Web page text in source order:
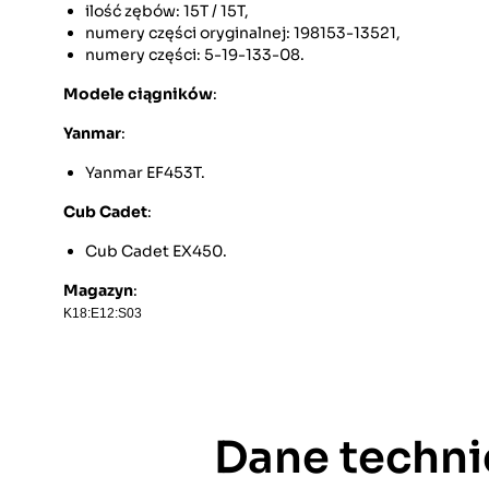
ilość zębów: 15T / 15T,
numery części oryginalnej: 198153-13521,
numery części: 5-19-133-08.
Modele ciągników:
Yanmar:
Yanmar EF453T.
Cub Cadet:
Cub Cadet EX450.
Magazyn:
K18:E12:S03
Dane